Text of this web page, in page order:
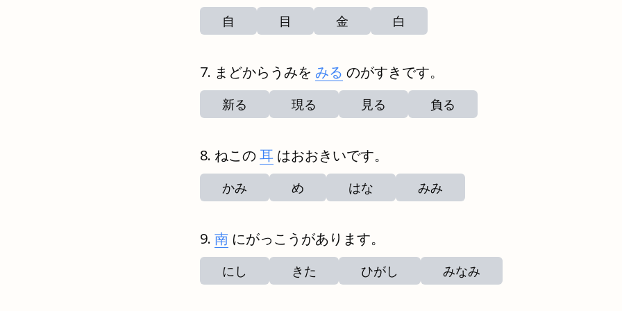
自 目 金 白
まどからうみを みる のがすきです。
新る 現る 見る 負る
ねこの 耳 はおおきいです。
かみ め はな みみ
南 にがっこうがあります。
にし きた ひがし みなみ